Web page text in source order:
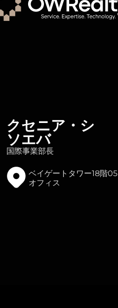
クセニア・シ
ソエバ
国際事業部長
ベイゲートタワー18階05
オフィス